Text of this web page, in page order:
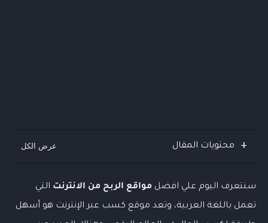
محتويات المقال
سنتعرف اليوم علي افضل مواقع الربح من الانترنت التي
تعمل باللغة العربية، وتعد موقع كسب عبر الإنترنت هو أسهل